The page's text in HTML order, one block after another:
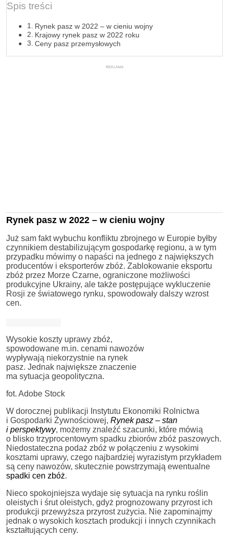
Spis treści
Rynek pasz w 2022 – w cieniu wojny
Krajowy rynek pasz w 2022 roku
Ceny pasz przemysłowych
REKLAMA
Rynek pasz w 2022 – w cieniu wojny
Już sam fakt wybuchu konfliktu zbrojnego w Europie byłby
czynnikiem destabilizującym gospodarkę regionu, a w tym
przypadku mówimy o napaści na jednego z największych
producentów i eksporterów zbóż. Zablokowanie eksportu
zbóż przez Morze Czarne, ograniczone możliwości
produkcyjne Ukrainy, ale także postępujące wykluczenie
Rosji ze światowego rynku, spowodowały dalszy wzrost
cen.
Wysokie koszty uprawy zbóż,
spowodowane m.in. cenami nawozów
wypływają niekorzystnie na rynek
pasz. Jednak największe znaczenie
ma sytuacja geopolityczna.
fot. Adobe Stock
W dorocznej publikacji Instytutu Ekonomiki Rolnictwa
i Gospodarki Żywnościowej, Rynek pasz – stan
i perspektywy, możemy znaleźć szacunki, które mówią
o blisko trzyprocentowym spadku zbiorów zbóż paszowych.
Niedostateczna podaż zbóż w połączeniu z wysokimi
kosztami uprawy, czego najbardziej wyrazistym przykładem
są ceny nawozów, skutecznie powstrzymają ewentualne
spadki cen zbóż.
Nieco spokojniejsza wydaje się sytuacja na rynku roślin
oleistych i śrut oleistych, gdyż prognozowany przyrost ich
produkcji przewyższa przyrost zużycia. Nie zapominajmy
jednak o wysokich kosztach produkcji i innych czynnikach
kształtujących ceny.